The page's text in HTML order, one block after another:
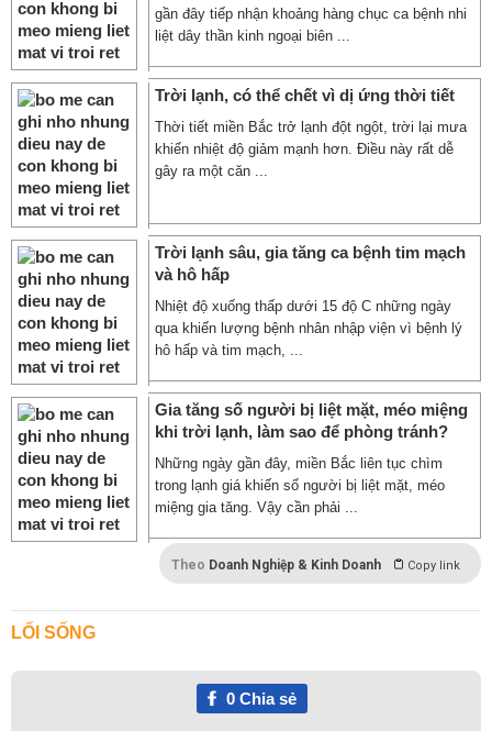
gần đây tiếp nhận khoảng hàng chục ca bệnh nhi
liệt dây thần kinh ngoại biên ...
Trời lạnh, có thể chết vì dị ứng thời tiết
Thời tiết miền Bắc trở lạnh đột ngột, trời lại mưa
khiến nhiệt độ giảm mạnh hơn. Điều này rất dễ
gây ra một căn ...
Trời lạnh sâu, gia tăng ca bệnh tim mạch
và hô hấp
Nhiệt độ xuống thấp dưới 15 độ C những ngày
qua khiến lượng bệnh nhân nhập viện vì bệnh lý
hô hấp và tim mạch, ...
Gia tăng số người bị liệt mặt, méo miệng
khi trời lạnh, làm sao để phòng tránh?
Những ngày gần đây, miền Bắc liên tục chìm
trong lạnh giá khiến số người bị liệt mặt, méo
miệng gia tăng. Vậy cần phải ...
Theo Doanh Nghiệp & Kinh Doanh Copy link
LỐI SỐNG
0Chia sẻ